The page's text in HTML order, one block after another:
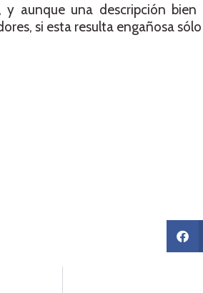
aunque una descripción
si esta resulta engañosa